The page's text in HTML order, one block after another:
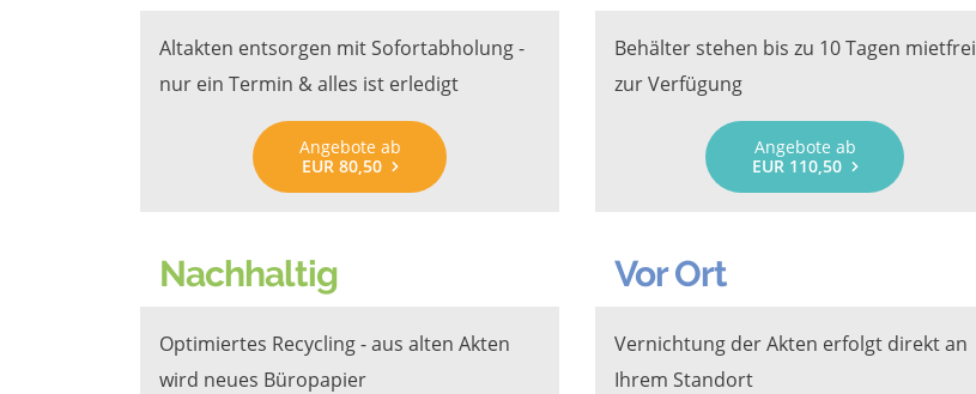
Altakten entsorgen mit Sofortabholung -
nur ein Termin & alles ist erledigt
Angebote ab
EUR 80,50
Behälter stehen bis zu 10 Tagen mietfrei
zur Verfügung
Angebote ab
EUR 110,50
Nachhaltig
Optimiertes Recycling - aus alten Akten
wird neues Büropapier
Vor Ort
Vernichtung der Akten erfolgt direkt an
Ihrem Standort